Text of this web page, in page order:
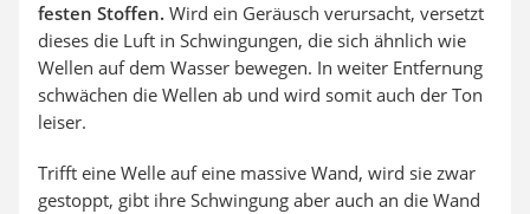
festen Stoffen. Wird ein Geräusch verursacht, versetzt
dieses die Luft in Schwingungen, die sich ähnlich wie
Wellen auf dem Wasser bewegen. In weiter Entfernung
schwächen die Wellen ab und wird somit auch der Ton
leiser.
Trifft eine Welle auf eine massive Wand, wird sie zwar
gestoppt, gibt ihre Schwingung aber auch an die Wand